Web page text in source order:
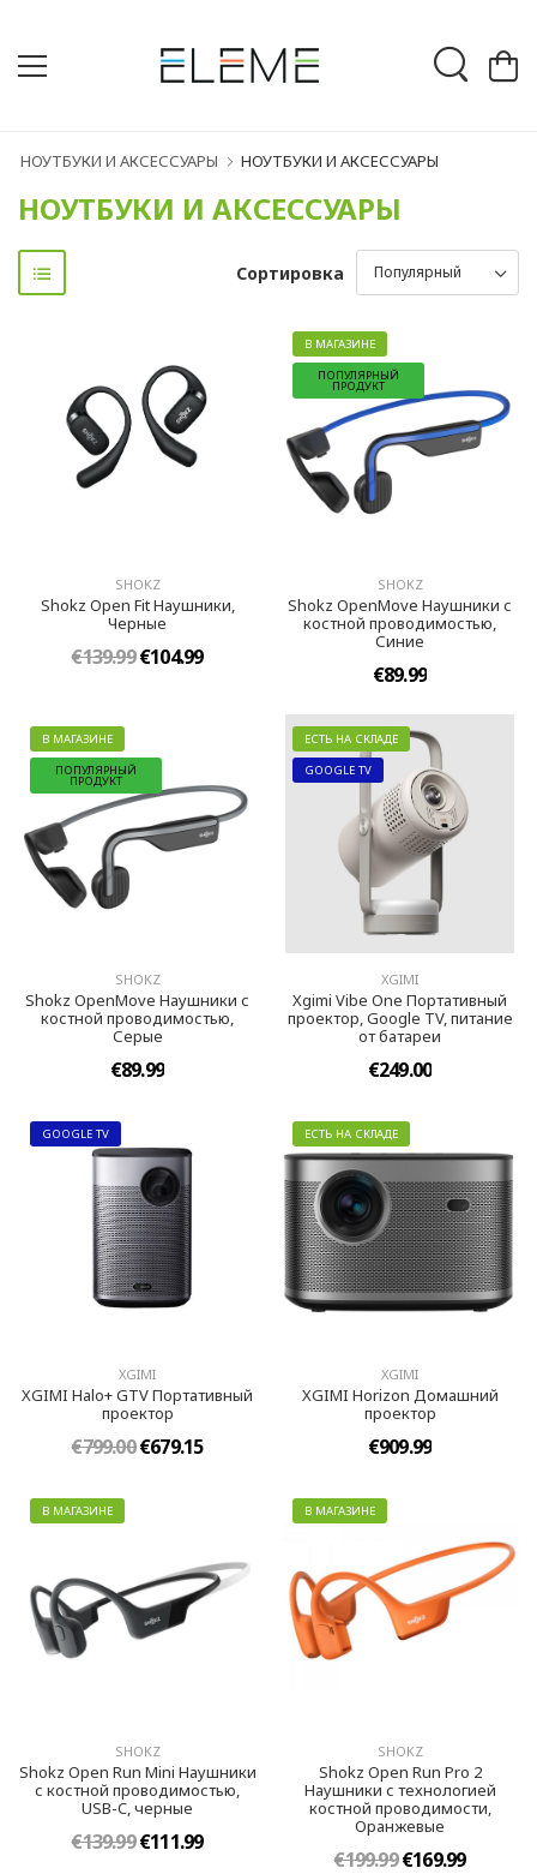
НОУТБУКИ И АКСЕССУАРЫ НОУТБУКИ И АКСЕССУАРЫ
НОУТБУКИ И АКСЕССУАРЫ
Сортировка
SHOKZ
Shokz Open Fit Наушники,
Черныe
€139.99€104.99
В МАГАЗИНЕ
ПОПУЛЯРНЫЙ
ПРОДУКТ
SHOKZ
Shokz OpenMove Наушники с
костной проводимостью,
Синиe
€89.99
В МАГАЗИНЕ
ПОПУЛЯРНЫЙ
ПРОДУКТ
SHOKZ
Shokz OpenMove Наушники с
костной проводимостью,
Серыe
€89.99
ЕСТЬ НА СКЛАДЕ
GOOGLE TV
XGIMI
Xgimi Vibe One Портативный
проектор, Google TV, питание
от батареи
€249.00
GOOGLE TV
XGIMI
XGIMI Halo+ GTV Портативный
проектор
€799.00€679.15
ЕСТЬ НА СКЛАДЕ
XGIMI
XGIMI Horizon Домашний
проектор
€909.99
В МАГАЗИНЕ
SHOKZ
Shokz Open Run Mini Наушники
с костной проводимостью,
USB-C, черные
€139.99€111.99
В МАГАЗИНЕ
SHOKZ
Shokz Open Run Pro 2
Наушники с технологией
костной проводимости,
Оранжевыe
€199.99€169.99